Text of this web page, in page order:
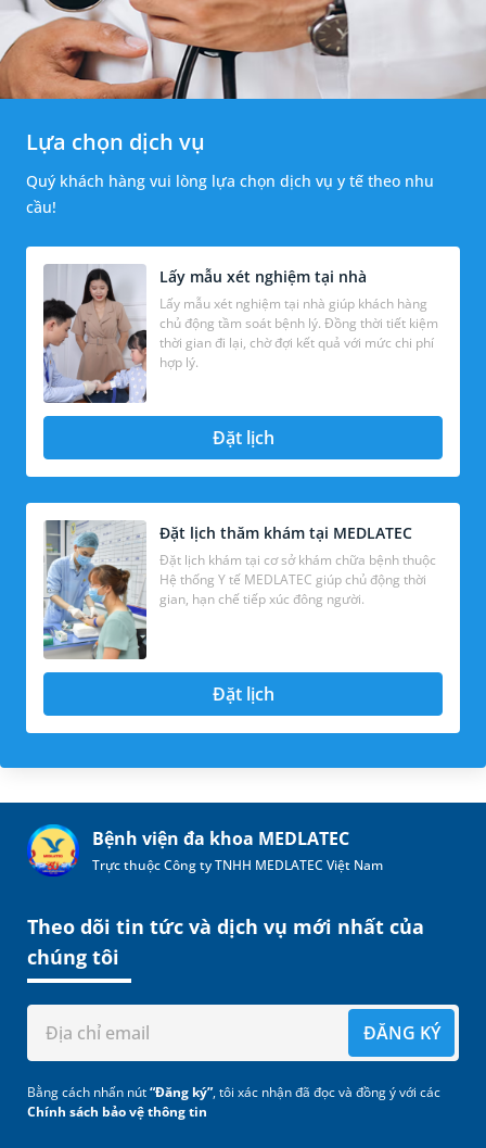
Lựa chọn dịch vụ
Quý khách hàng vui lòng lựa chọn dịch vụ y tế theo nhu
cầu!
Lấy mẫu xét nghiệm tại nhà
Lấy mẫu xét nghiệm tại nhà giúp khách hàng
chủ động tầm soát bệnh lý. Đồng thời tiết kiệm
thời gian đi lại, chờ đợi kết quả với mức chi phí
hợp lý.
Đặt lịch
Đặt lịch thăm khám tại MEDLATEC
Đặt lịch khám tại cơ sở khám chữa bệnh thuộc
Hệ thống Y tế MEDLATEC giúp chủ động thời
gian, hạn chế tiếp xúc đông người.
Đặt lịch
Bệnh viện đa khoa MEDLATEC
Trực thuộc Công ty TNHH MEDLATEC Việt Nam
Theo dõi tin tức và dịch vụ mới nhất của
chúng tôi
ĐĂNG KÝ
Bằng cách nhấn nút“Đăng ký”, tôi xác nhận đã đọc và đồng ý với các
Chính sách bảo vệ thông tin